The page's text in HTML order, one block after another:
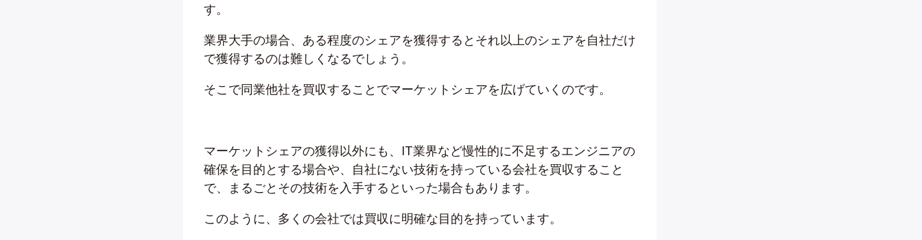
す。
業界大手の場合、ある程度のシェアを獲得するとそれ以上のシェアを自社だけ
で獲得するのは難しくなるでしょう。
そこで同業他社を買収することでマーケットシェアを広げていくのです。
マーケットシェアの獲得以外にも、IT業界など慢性的に不足するエンジニアの
確保を目的とする場合や、自社にない技術を持っている会社を買収すること
で、まるごとその技術を入手するといった場合もあります。
このように、多くの会社では買収に明確な目的を持っています。